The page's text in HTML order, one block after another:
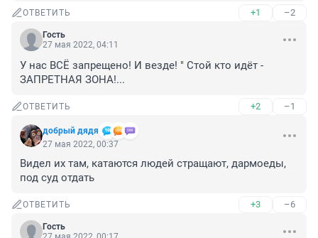
ОТВЕТИТЬ +1 –2
Гость
27 мая 2022, 04:11
У нас ВСЁ запрещено! И везде! " Стой кто идёт -
ЗАПРЕТНАЯ ЗОНА!...
ОТВЕТИТЬ +2 –1
добрый дядя
27 мая 2022, 00:37
Видел их там, катаются людей стращают, дармоеды,
под суд отдать
ОТВЕТИТЬ +3 –6
Гость